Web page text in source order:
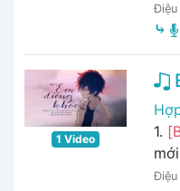
Điệu
⤷
1 Video
1.
mới
Điệu